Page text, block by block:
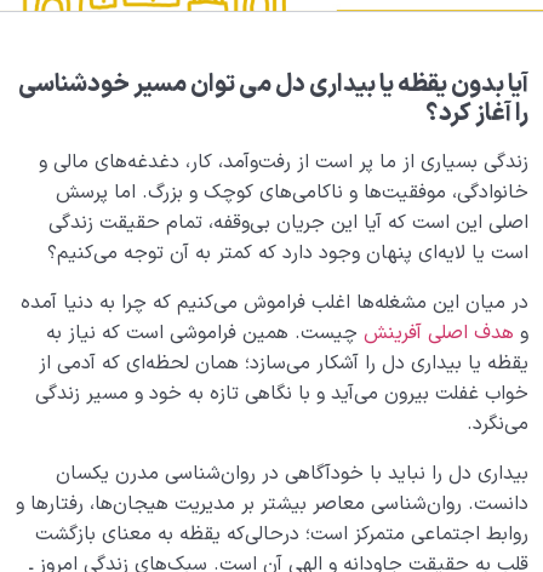
آیا مرگ ترسناک است؟ چه ریشه و دلایلی برای ترس از مرگ
در نگاه مادی و فطری وجود دارد؟
محبت و توبه چه نسبتی با هم دارند؛ چگونه محبت الهی
مسیر توبه را هموار می کند؟
بررسی سلامت قلب از منظر ارتباط آن با خواسته ها و
آرزوهای انسانی
امر به معروف و نهی از منکر؛ چرا خطا در تشخیص معروف و
منکر، ریشه بحران های دینی است؟
چگونه بپذیریم دین برای همه است، در حالی که به ظاهر
بررسی 10 نشانه حقیقی و ملموس از آثار بیداری درونی
هندسه هدایت در قرآن 0/6
آیا بدون یقظه یا بیداری دل می توان مسیر خودشناسی
را آغاز کرد؟
زندگی بسیاری از ما پر است از رفت‌وآمد، کار، دغدغه‌های مالی و
خانوادگی، موفقیت‌ها و ناکامی‌های کوچک و بزرگ. اما پرسش
اصلی این است که آیا این جریان بی‌وقفه، تمام حقیقت زندگی
است یا لایه‌ای پنهان وجود دارد که کمتر به آن توجه می‌کنیم؟
در میان این مشغله‌ها اغلب فراموش می‌کنیم که چرا به دنیا آمده
و هدف اصلی آفرینش چیست. همین فراموشی است که نیاز به
یقظه یا بیداری دل را آشکار می‌سازد؛ همان لحظه‌ای که آدمی از
خواب غفلت بیرون می‌آید و با نگاهی تازه به خود و مسیر زندگی
می‌نگرد.
بیداری دل را نباید با خودآگاهی در روان‌شناسی مدرن یکسان
دانست. روان‌شناسی معاصر بیشتر بر مدیریت هیجان‌ها، رفتارها و
روابط اجتماعی متمرکز است؛ در‌حالی‌که یقظه به معنای بازگشت
قلب به حقیقت جاودانه و الهی آن است. سبک‌های زندگی امروز ـ